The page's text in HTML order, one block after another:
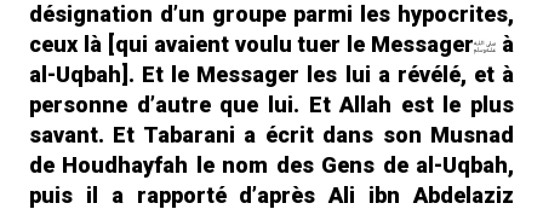
désignation d’un groupe parmi les hypocrites,
ceux là [qui avaient voulu tuer le Messager
à
al-Uqbah]. Et le Messager les lui a révélé, et à
personne d’autre que lui. Et Allah est le plus
savant. Et Tabarani a écrit dans son Musnad
de Houdhayfah le nom des Gens de al-Uqbah,
puis il a rapporté d’après Ali ibn Abdelaziz